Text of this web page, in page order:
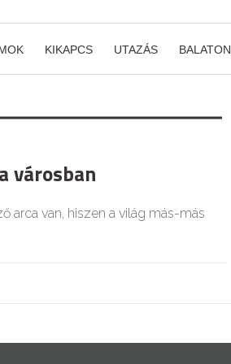
KIKAPCS UTAZÁS BALATON
városban
arca van, hiszen a világ más-más